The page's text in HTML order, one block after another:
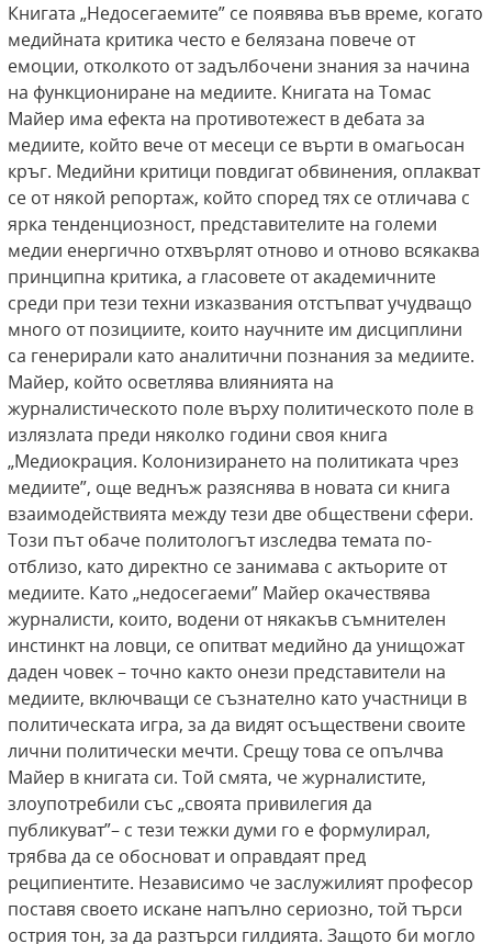
Книгата „Недосегаемите” се появява във време, когато
медийната критика често е белязана повече от
емоции, отколкото от задълбочени знания за начина
на функциониране на медиите. Книгата на Томас
Майер има ефекта на противотежест в дебата за
медиите, който вече от месеци се върти в омагьосан
кръг. Медийни критици повдигат обвинения, оплакват
се от някой репортаж, който според тях се отличава с
ярка тенденциозност, представителите на големи
медии енергично отхвърлят отново и отново всякаква
принципна критика, а гласовете от академичните
среди при тези техни изказвания отстъпват учудващо
много от позициите, които научните им дисциплини
са генерирали като аналитични познания за медиите.
Майер, който осветлява влиянията на
журналистическото поле върху политическото поле в
излязлата преди няколко години своя книга
„Медиокрация. Колонизирането на политиката чрез
медиите”, още веднъж разяснява в новата си книга
взаимодействията между тези две обществени сфери.
Този път обаче политологът изследва темата по-
отблизо, като директно се занимава с актьорите от
медиите. Като „недосегаеми” Майер окачествява
журналисти, които, водени от някакъв съмнителен
инстинкт на ловци, се опитват медийно да унищожат
даден човек – точно както онези представители на
медиите, включващи се съзнателно като участници в
политическата игра, за да видят осъществени своите
лични политически мечти. Срещу това се опълчва
Майер в книгата си. Той смята, че журналистите,
злоупотребили със „своята привилегия да
публикуват”– с тези тежки думи го е формулирал,
трябва да се обосноват и оправдаят пред
реципиентите. Независимо че заслужилият професор
поставя своето искане напълно сериозно, той търси
острия тон, за да разтърси гилдията. Защото би могло